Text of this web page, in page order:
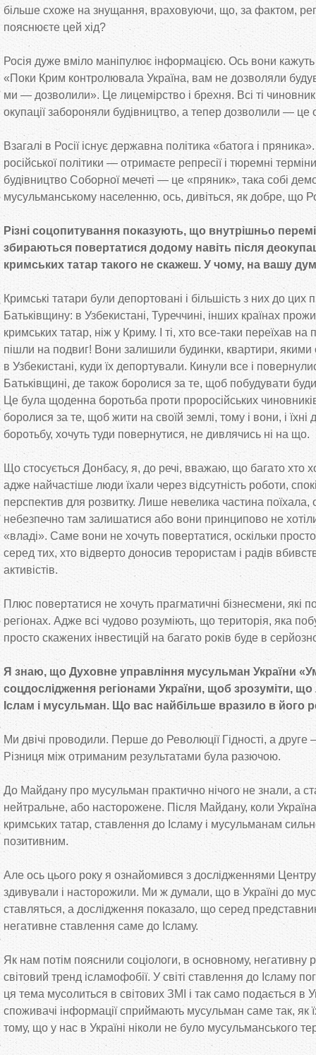
більше схоже на знущання, враховуючи, що, за фактом,
пояснюєте цей хід?
Росія дуже вміло маніпулює інформацією. Ось вони
«Поки Крим контролювала Україна, вам не дозволяли
ми — дозволили». Це лицемірство і брехня. Всі ті
окупації забороняли будівництво, а тепер дозволили — це
Взагалі в Росії існує державна політика «батога і
російської політики — отримаєте репресії і тюремні
будівництво Соборної мечеті — це «пряник», така собі
мусульманському населенню, ось, дивіться, як добре, що
Різні соцопитування показують, що внутрішньо
збираються повертатися додому навіть після
кримських татар такого не скажеш. У чому, на вашу
Кримські татари були депортовані і більшість з них до цих
Батьківщину: в Узбекистані, Туреччині, інших країнах
кримських татар, ніж у Криму. І ті, хто все-таки переїхав на
пішли на подвиг! Вони залишили будинки, квартири, якими
в Узбекистані, куди їх депортували. Кинули все і
Батьківщині, де також боролися за те, щоб побудувати
Це була щоденна боротьба проти проросійських
боролися за те, щоб жити на своїй землі, тому і вони, і їхні
боротьбу, хочуть туди повернутися, не дивлячись ні на що.
Що стосується Донбасу, я, до речі, вважаю, що багато хто
адже найчастіше люди їхали через відсутність роботи,
перспектив для розвитку. Лише невелика частина поїхала,
небезпечно там залишатися або вони принципово не
«владі». Саме вони не хочуть повертатися, оскільки
серед тих, хто відверто доносив терористам і радів
активістів.
Плюс повертатися не хочуть прагматичні бізнесмени, які
регіонах. Адже всі чудово розуміють, що територія, яка
просто скажених інвестицій на багато років буде в
Я знаю, що Духовне управління мусульман України
соцдослідження регіонами України, щоб зрозуміти,
Іслам і мусульман. Що вас найбільше вразило в його
Ми двічі проводили. Перше до Революції Гідності, а друге
Різниця між отриманим результатами була разючою.
До Майдану про мусульман практично нічого не знали, а
нейтральне, або насторожене. Після Майдану, коли
кримських татар, ставлення до Ісламу і мусульманам
позитивним.
Але ось цього року я ознайомився з дослідженнями
здивували і насторожили. Ми ж думали, що в Україні до
ставляться, а дослідження показало, що серед
негативне ставлення саме до Ісламу.
Як нам потім пояснили соціологи, в основному, негативну
світовий тренд ісламофобії. У світі ставлення до Ісламу
ця тема мусолиться в світових ЗМІ і так само подається в
споживачі інформації сприймають мусульман саме так, як
тому, що у нас в Україні ніколи не було мусульманського